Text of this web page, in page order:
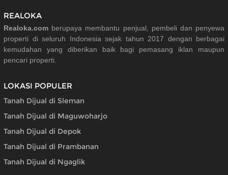
REALOKA
Realoka.com berupaya membantu penjual, pembeli dan penyewa
properti di seluruh Indonesia sejak tahun 2017 dengan berbagai
kemudahan yang diberikan baik bagi pemasang iklan maupun
pencari properti.
LOKASI POPULER
Tanah Dijual di Sleman
Tanah Dijual di Maguwoharjo
Tanah Dijual di Depok
Tanah Dijual di Prambanan
Tanah Dijual di Ngaglik